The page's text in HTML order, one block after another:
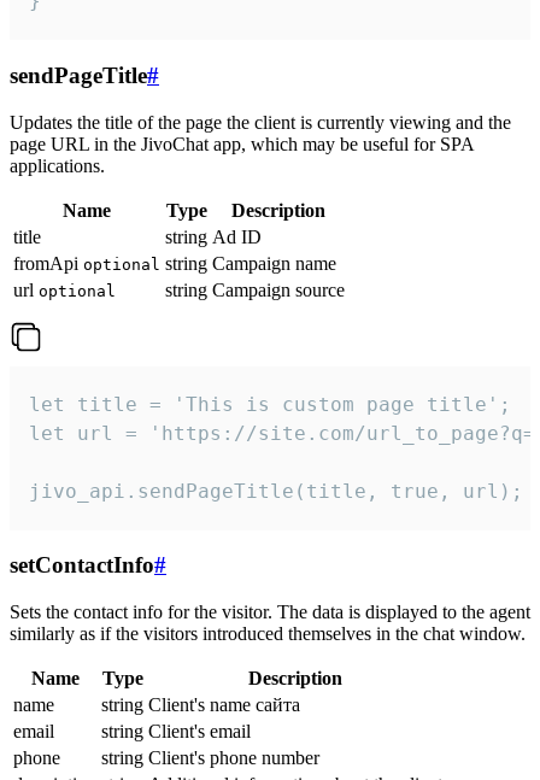
sendPageTitle#
Updates the title of the page the client is currently viewing and the
page URL in the JivoChat app, which may be useful for SPA
applications.
Name Type
Description
title
string Ad ID
fromApi optional string Campaign name
url optional string Campaign source
let title = 'This is custom page title';
let url = 'https://site.com/
jivo_api.sendPageTitle(title, true, url);
setContactInfo#
Sets the contact info for the visitor. The data is displayed to the agent
similarly as if the visitors introduced themselves in the chat window.
Name Type
Description
name
string Client's name сайта
email
string Client's email
phone
string Client's phone number